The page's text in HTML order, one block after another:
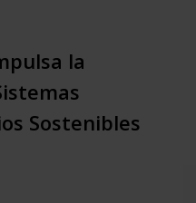
la
Sostenibles